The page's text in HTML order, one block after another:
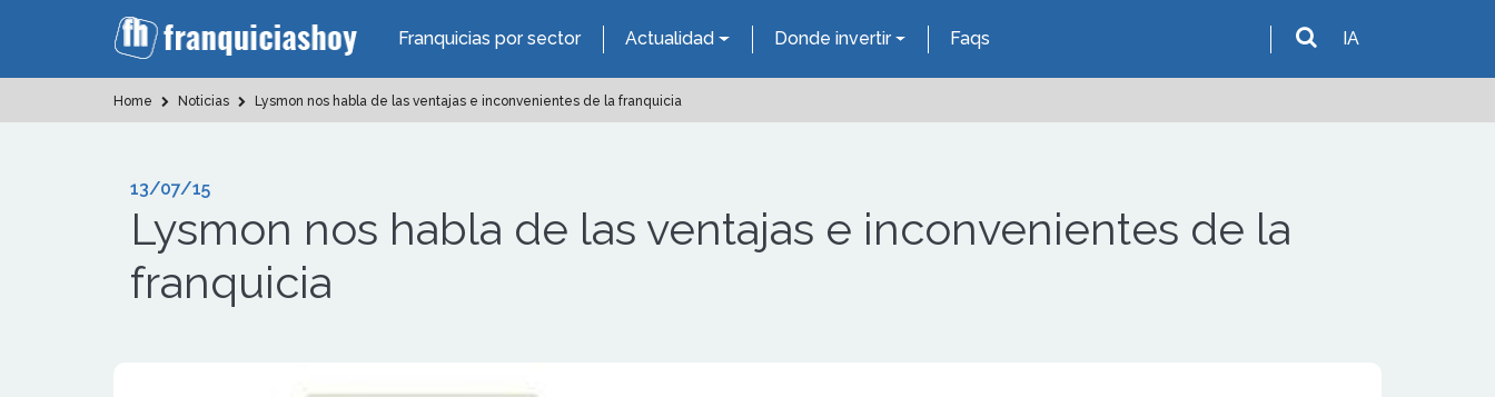
Franquicias por sector Actualidad Donde invertir Faqs IA
Home Noticias Lysmon nos habla de las ventajas e inconvenientes de la franquicia
13/07/15
Lysmon nos habla de las ventajas e inconvenientes de la
franquicia